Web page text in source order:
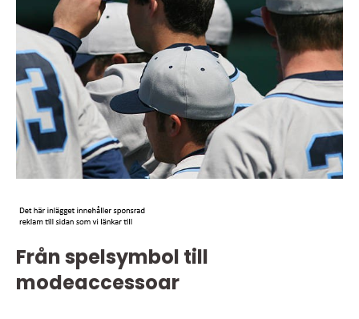
Från spelsymbol till
modeaccessoar